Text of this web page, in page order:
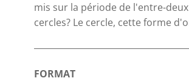
mis sur la période de l'entre-
cercles? Le cercle, cette forme
FORMAT